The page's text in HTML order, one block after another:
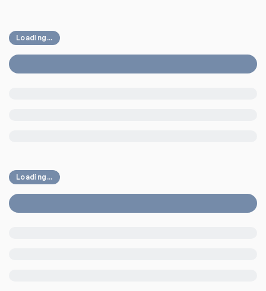
Loading...
Loading...